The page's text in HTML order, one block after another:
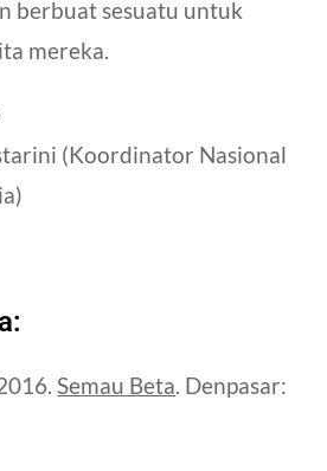
berbuat sesuatu untuk
mereka.
(Koordinator Nasional
Semau Beta . Denpasar: